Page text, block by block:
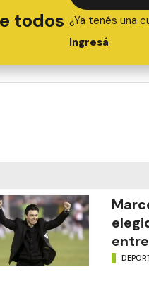
todos ¿Ya tenés una
Ingresá